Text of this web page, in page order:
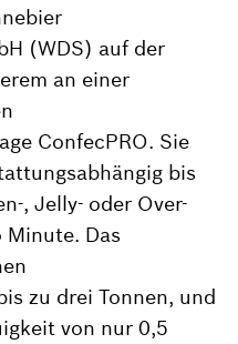
(WDS) auf der
an einer
ConfecPRO. Sie
bis
, Jelly- oder Over-
Das
zu drei Tonnen, und
von nur 0,5